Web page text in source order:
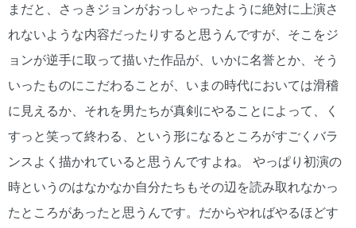
まだと、さっきジョンがおっしゃったように絶対に上演さ
れないような内容だったりすると思うんですが、そこをジ
ョンが逆手に取って描いた作品が、いかに名誉とか、そう
いったものにこだわることが、いまの時代においては滑稽
に見えるか、それを男たちが真剣にやることによって、く
すっと笑って終わる、という形になるところがすごくバラ
ンスよく描かれていると思うんですよね。 やっぱり初演の
時というのはなかなか自分たちもその辺を読み取れなかっ
たところがあったと思うんです。だからやればやるほどす